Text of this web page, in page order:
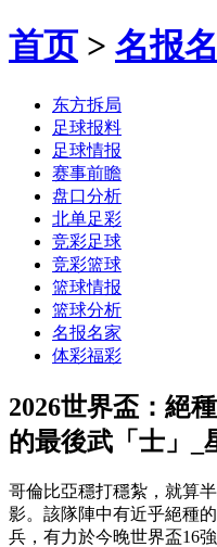
首页 > 名报
东方拆局
足球报料
足球情报
赛事前瞻
盘口分析
北单足彩
竞彩足球
竞彩篮球
篮球情报
篮球分析
名报名家
体彩福彩
2026世界盃：絕
的最後武「士」_
哥倫比亞穩打穩紮，就算
影。該隊陣中有近乎絕種
兵，有力於今晚世界盃16